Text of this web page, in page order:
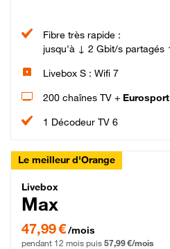
Fibre très rapide :
jusqu'à ↓ 2 Gbit/s partagés
Livebox S : Wifi 7
200 chaînes TV + Eurosport
1 Décodeur TV 6
Le meilleur d'Orange
Livebox Max Fibre
Livebox
Max
47,99 € par mois pendant 12 mois
47,99 €/mois
pendant 12 mois puis 57,99 €/mois